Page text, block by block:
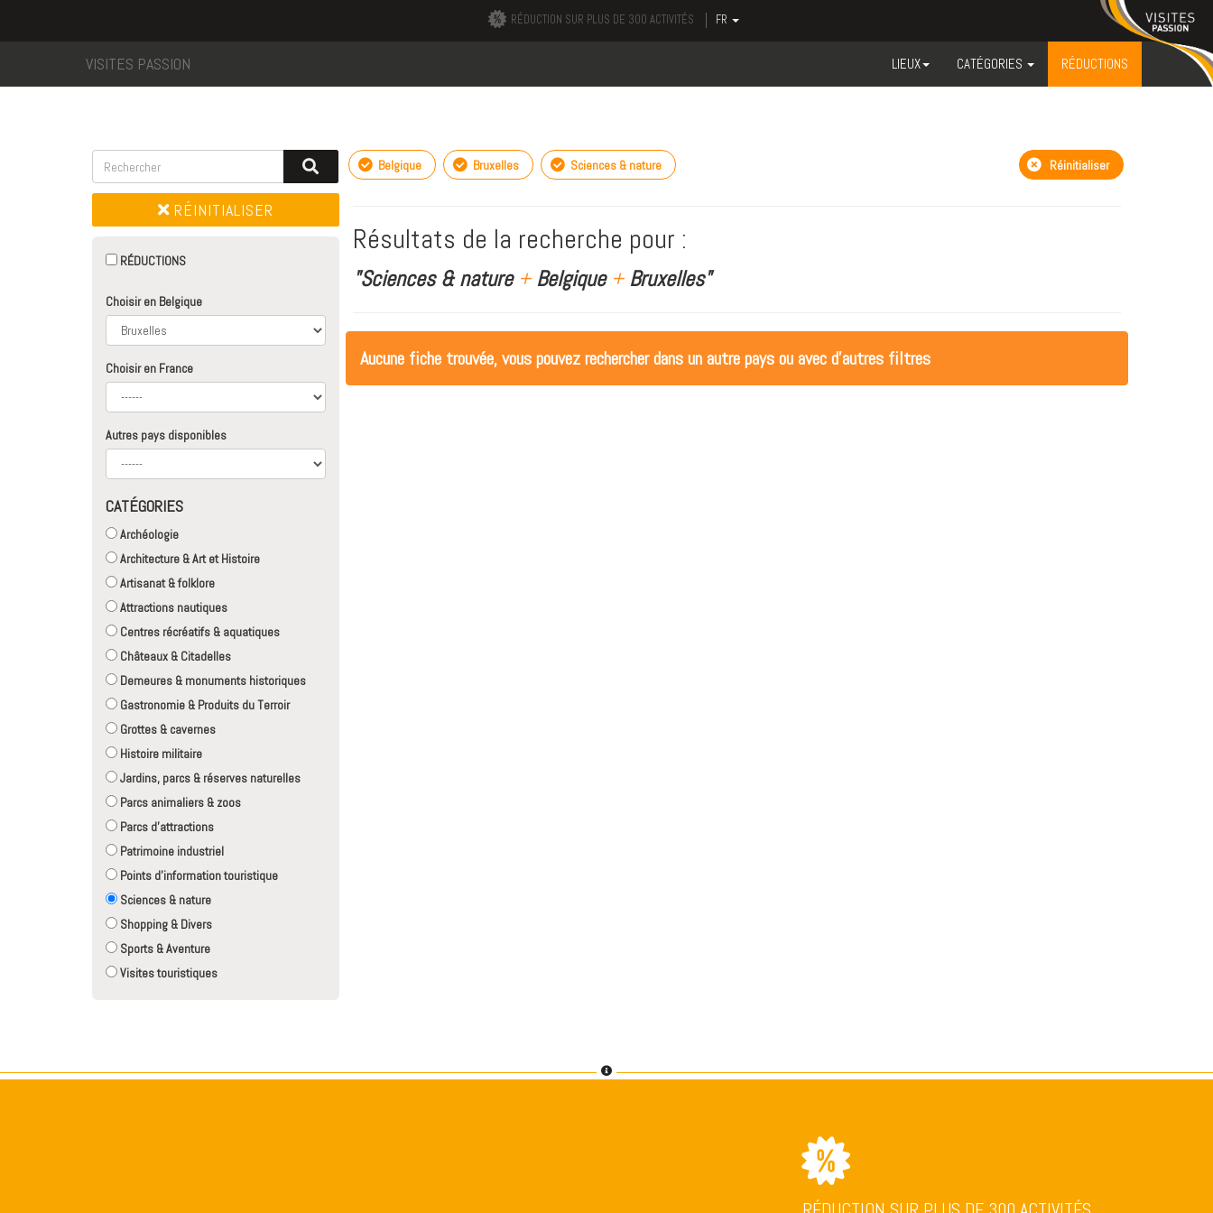
RÉDUCTION SUR PLUS DE 300 ACTIVITÉS FR
VISITES PASSION LIEUX CATÉGORIES RÉDUCTIONS
RÉINITIALISER
RÉDUCTIONS
Choisir en Belgique
Choisir en France
Autres pays disponibles
CATÉGORIES
Archéologie
Architecture & Art et Histoire
Artisanat & folklore
Attractions nautiques
Centres récréatifs & aquatiques
Châteaux & Citadelles
Demeures & monuments historiques
Gastronomie & Produits du Terroir
Grottes & cavernes
Histoire militaire
Jardins, parcs & réserves naturelles
Parcs animaliers & zoos
Parcs d'attractions
Patrimoine industriel
Points d'information touristique
Sciences & nature
Shopping & Divers
Sports & Aventure
Visites touristiques
Belgique Bruxelles Sciences & nature Réinitialiser
Résultats de la recherche pour :
"Sciences & nature +Belgique +Bruxelles"
Aucune fiche trouvée, vous pouvez rechercher dans un autre pays ou avec d'autres filtres